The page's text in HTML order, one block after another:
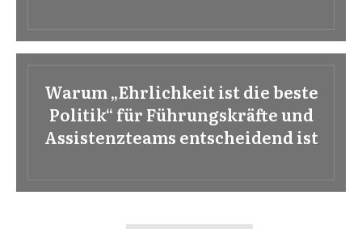
Warum „Ehrlichkeit ist die beste
Politik“ für Führungskräfte und
Assistenzteams entscheidend ist